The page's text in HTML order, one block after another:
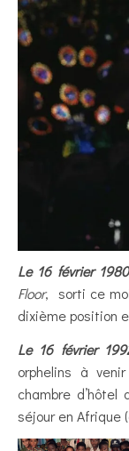
Le 16 février 1980
Floor, sorti ce
dixième position
Le 16 février
orphelins à
chambre d’hôtel
séjour en Afrique